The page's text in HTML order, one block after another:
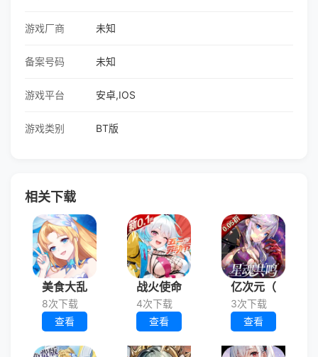
游戏厂商 未知
备案号码 未知
游戏平台 安卓,IOS
游戏类别 BT版
相关下载
美食大乱
8次下载
查看
战火使命
4次下载
查看
亿次元（
3次下载
查看